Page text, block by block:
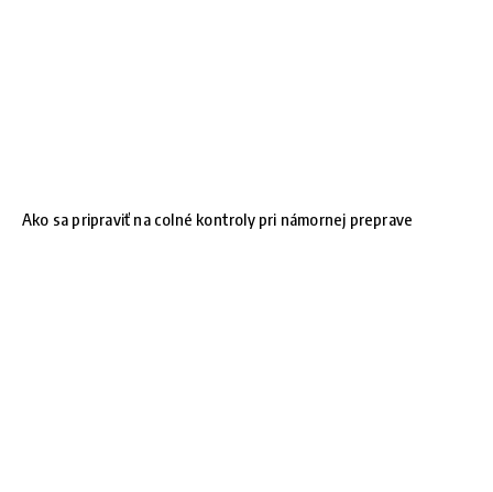
Ako sa pripraviť na colné kontroly pri námornej preprave